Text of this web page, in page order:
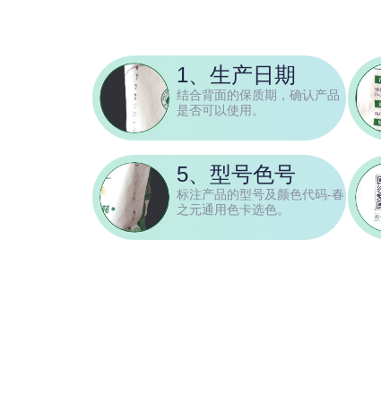
1、生产日期
结合背面的保质期，确认产品
是否可以使用。
5、型号色号
标注产品的型号及颜色代码-春
之元通用色卡选色。